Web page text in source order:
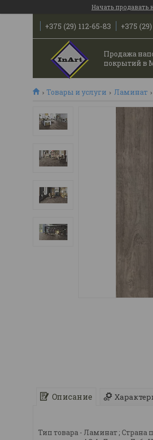
Начать продавать
+375 (29) 112-65-83 +375
Продажа
покрытий в
Товары и услуги Ламинат
Описание
Тип товара - Ламинат ; Страна